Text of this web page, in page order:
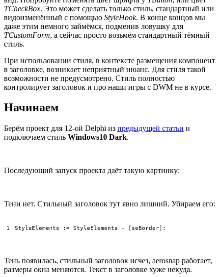
TCheckBox. Это может сделать только стиль, стандартный или
видоизменённый с помощью StyleHook. В конце концов мы
даже этим немного займёмся, подменив ловушку для
TCustomForm, а сейчас просто возьмём стандартный тёмный
стиль.
При использовании стиля, в контексте размещения компонент
в заголовке, возникает неприятный нюанс. Для стиля такой
возможности не предусмотрено. Стиль полностью
контролирует заголовок и про наши игры с DWM не в курсе.
Начинаем
Берём проект для 12-ой Delphi из предыдущей статьи и
подключаем стиль Windows10 Dark.
Последующий запуск проекта даёт такую картинку:
Тени нет. Стильный заголовок тут явно лишний. Убираем его:
1 StyleElements : = StyleElements - [ seBorder] ;
Тень появилась, стильный заголовок исчез, aerosnap работает,
размеры окна меняются. Текст в заголовке хуже некуда.